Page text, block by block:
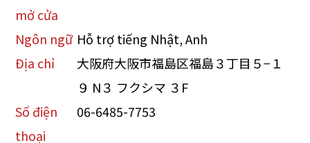
mở cửa
Ngôn ngữ Hỗ trợ tiếng Nhật, Anh
Địa chỉ
大阪府大阪市福島区福島３丁目５−１
９ N３ フクシマ ３F
Số điện
thoại
06-6485-7753